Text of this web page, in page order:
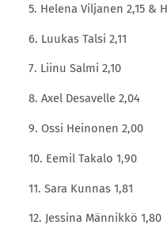
5. Helena Viljanen 2,15 &
6. Luukas Talsi 2,11
7. Liinu Salmi 2,10
8. Axel Desavelle 2,04
9. Ossi Heinonen 2,00
10. Eemil Takalo 1,90
11. Sara Kunnas 1,81
12. Jessina Männikkö 1,80